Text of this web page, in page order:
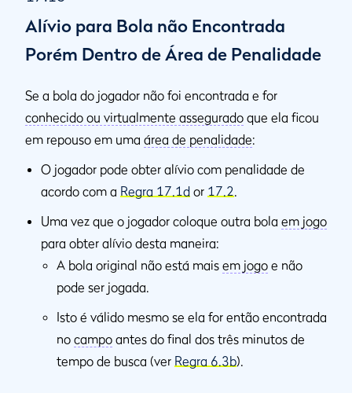
Alívio para Bola não Encontrada
Porém Dentro de Área de Penalidade
Se a bola do jogador não foi encontrada e for
conhecido ou virtualmente assegurado que ela ficou
em repouso em uma área de penalidade:
O jogador pode obter alívio com penalidade de
acordo com a Regra 17.1d or 17.2.
Uma vez que o jogador coloque outra bola em jogo
para obter alívio desta maneira:
A bola original não está mais em jogo e não
pode ser jogada.
Isto é válido mesmo se ela for então encontrada
no campo antes do final dos três minutos de
tempo de busca (ver Regra 6.3b).